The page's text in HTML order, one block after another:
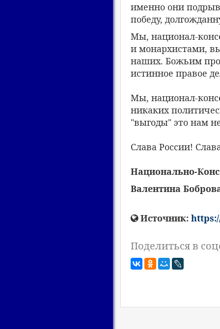
именно они
победу,
Мы, национал-
и монархистами,
наших. Божьим
истинное правое
Мы, национал-
никаких
"выгоды" это нам
Слава России!
Национально-
Валентина
Источник:
Поделиться в